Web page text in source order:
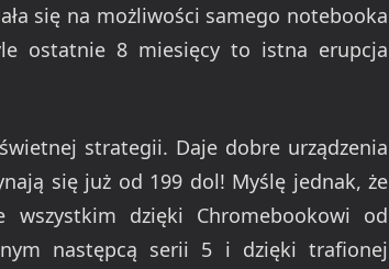
się na możliwości samego notebooka
ostatnie 8 miesięcy to istna erupcja
strategii. Daje dobre urządzenia
się już od 199 dol! Myślę jednak, że
wszystkim dzięki Chromebookowi od
następcą serii 5 i dzięki trafionej